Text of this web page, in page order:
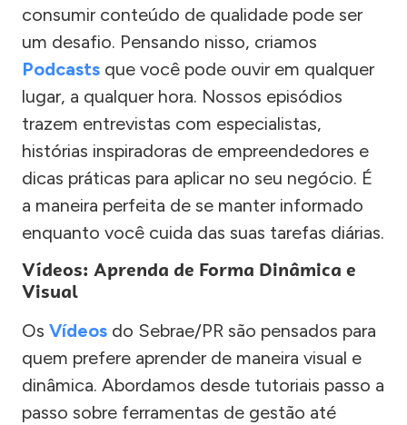
consumir conteúdo de qualidade pode ser
um desafio. Pensando nisso, criamos
Podcasts que você pode ouvir em qualquer
lugar, a qualquer hora. Nossos episódios
trazem entrevistas com especialistas,
histórias inspiradoras de empreendedores e
dicas práticas para aplicar no seu negócio. É
a maneira perfeita de se manter informado
enquanto você cuida das suas tarefas diárias.
Vídeos: Aprenda de Forma Dinâmica e
Visual
Os Vídeos do Sebrae/PR são pensados para
quem prefere aprender de maneira visual e
dinâmica. Abordamos desde tutoriais passo a
passo sobre ferramentas de gestão até